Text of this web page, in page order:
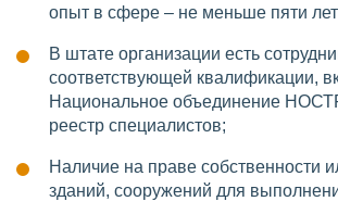
опыт в сфере – не меньше пяти
В штате организации есть
соответствующей квалификации,
Национальное объединение
реестр специалистов;
Наличие на праве собственности
зданий, сооружений для